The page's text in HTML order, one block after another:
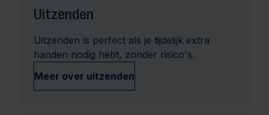
Uitzenden
Uitzenden is perfect als je tijdelijk extra
handen nodig hebt, zonder risico's.
Meer over uitzenden